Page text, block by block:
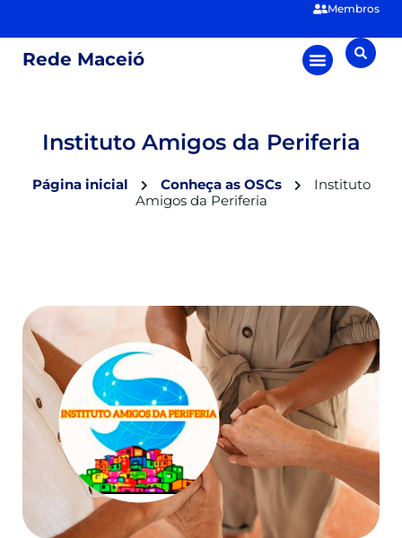
Membros
Rede Maceió
Instituto Amigos da Periferia
Página inicial Conheça as OSCs
Instituto
Amigos da Periferia